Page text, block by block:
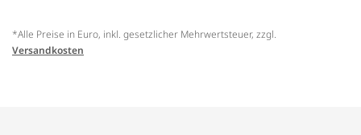
*Alle Preise in Euro, inkl. gesetzlicher Mehrwertsteuer, zzgl.
Versandkosten